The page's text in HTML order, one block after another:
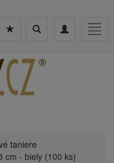
Toggle
Toggle
taniere
cm - biely (100 ks)